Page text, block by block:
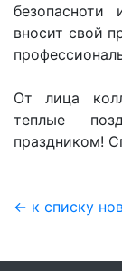
вносит свой
От лица
теплые
праздником!
← к списку